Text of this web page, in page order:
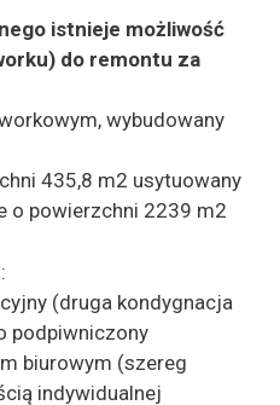
istnieje możliwość
do remontu za
wybudowany
435,8 m2 usytuowany
o powierzchni 2239 m2
(druga kondygnacja
podpiwniczony
biurowym (szereg
indywidualnej